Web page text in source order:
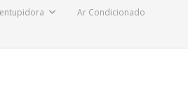
Ar Condicionado